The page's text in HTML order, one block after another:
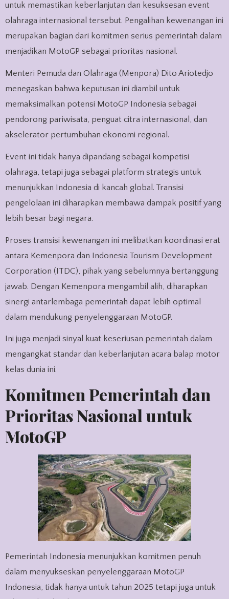
untuk memastikan keberlanjutan dan kesuksesan event
olahraga internasional tersebut. Pengalihan kewenangan ini
merupakan bagian dari komitmen serius pemerintah dalam
menjadikan MotoGP sebagai prioritas nasional.
Menteri Pemuda dan Olahraga (Menpora) Dito Ariotedjo
menegaskan bahwa keputusan ini diambil untuk
memaksimalkan potensi MotoGP Indonesia sebagai
pendorong pariwisata, penguat citra internasional, dan
akselerator pertumbuhan ekonomi regional.
Event ini tidak hanya dipandang sebagai kompetisi
olahraga, tetapi juga sebagai platform strategis untuk
menunjukkan Indonesia di kancah global. Transisi
pengelolaan ini diharapkan membawa dampak positif yang
lebih besar bagi negara.
Proses transisi kewenangan ini melibatkan koordinasi erat
antara Kemenpora dan Indonesia Tourism Development
Corporation (ITDC), pihak yang sebelumnya bertanggung
jawab. Dengan Kemenpora mengambil alih, diharapkan
sinergi antarlembaga pemerintah dapat lebih optimal
dalam mendukung penyelenggaraan MotoGP.
Ini juga menjadi sinyal kuat keseriusan pemerintah dalam
mengangkat standar dan keberlanjutan acara balap motor
kelas dunia ini.
Komitmen Pemerintah dan
Prioritas Nasional untuk
MotoGP
Pemerintah Indonesia menunjukkan komitmen penuh
dalam menyukseskan penyelenggaraan MotoGP
Indonesia, tidak hanya untuk tahun 2025 tetapi juga untuk